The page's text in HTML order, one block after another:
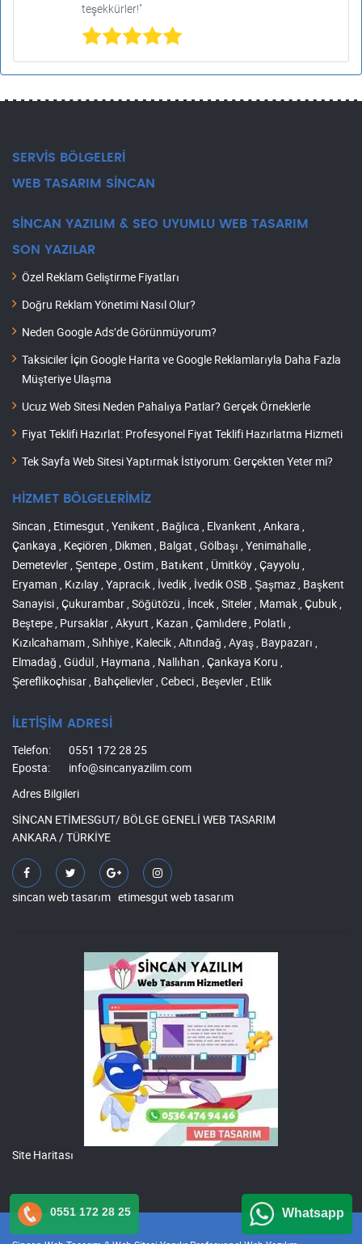
teşekkürler!"
SERVİS BÖLGELERİ
WEB TASARIM SİNCAN
SİNCAN YAZILIM & SEO UYUMLU WEB TASARIM
SON YAZILAR
Özel Reklam Geliştirme Fiyatları
Doğru Reklam Yönetimi Nasıl Olur?
Neden Google Ads’de Görünmüyorum?
Taksiciler İçin Google Harita ve Google Reklamlarıyla Daha Fazla
Müşteriye Ulaşma
Ucuz Web Sitesi Neden Pahalıya Patlar? Gerçek Örneklerle
Fiyat Teklifi Hazırlat: Profesyonel Fiyat Teklifi Hazırlatma Hizmeti
Tek Sayfa Web Sitesi Yaptırmak İstiyorum: Gerçekten Yeter mi?
HİZMET BÖLGELERİMİZ
Sincan , Etimesgut , Yenikent , Bağlıca , Elvankent , Ankara ,
Çankaya , Keçiören , Dikmen , Balgat , Gölbaşı , Yenimahalle ,
Demetevler , Şentepe , Ostim , Batıkent , Ümitköy , Çayyolu ,
Eryaman , Kızılay , Yapracık , İvedik , İvedik OSB , Şaşmaz , Başkent
Sanayisi , Çukurambar , Söğütözü , İncek , Siteler , Mamak , Çubuk ,
Beştepe , Pursaklar , Akyurt , Kazan , Çamlıdere , Polatlı ,
Kızılcahamam , Sıhhiye , Kalecik , Altındağ , Ayaş , Baypazarı ,
Elmadağ , Güdül , Haymana , Nallıhan , Çankaya Koru ,
Şereflikoçhisar , Bahçelievler , Cebeci , Beşevler , Etlik
İLETİŞİM ADRESİ
Telefon:
0551 172 28 25
Eposta:
info@sincanyazilim.com
Adres Bilgileri
SİNCAN ETİMESGUT/ BÖLGE GENELİ WEB TASARIM
ANKARA / TÜRKİYE
sincan web tasarım etimesgut web tasarım
Site Haritası
0551 172 28 25 Whatsapp